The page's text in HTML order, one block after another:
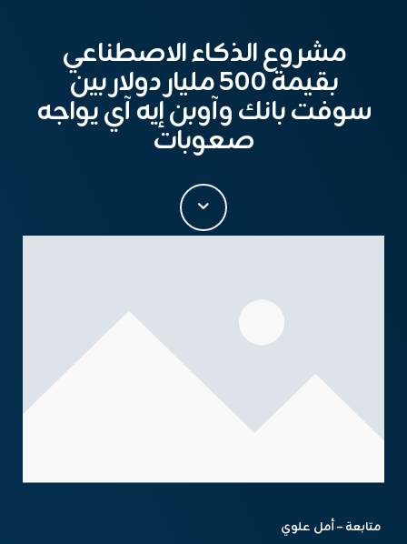
مشروع الذكاء الاصطناعي
بقيمة 500 مليار دولار بين
سوفت بانك وآوبن إيه آي يواجه
صعوبات
متابعة – أمل علوي